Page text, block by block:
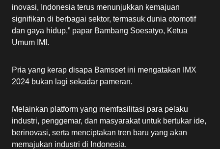
inovasi, Indonesia terus menunjukkan kemajuan
signifikan di berbagai sektor, termasuk dunia otomotif
dan gaya hidup,” papar Bambang Soesatyo, Ketua
Umum IMI.
Pria yang kerap disapa Bamsoet ini mengatakan IMX
2024 bukan lagi sekadar pameran.
Melainkan platform yang memfasilitasi para pelaku
industri, penggemar, dan masyarakat untuk bertukar ide,
berinovasi, serta menciptakan tren baru yang akan
memajukan industri di Indonesia.